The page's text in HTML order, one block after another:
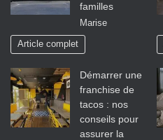
familles
Marise
Article complet
Démarrer une
franchise de
tacos : nos
conseils pour
assurer la